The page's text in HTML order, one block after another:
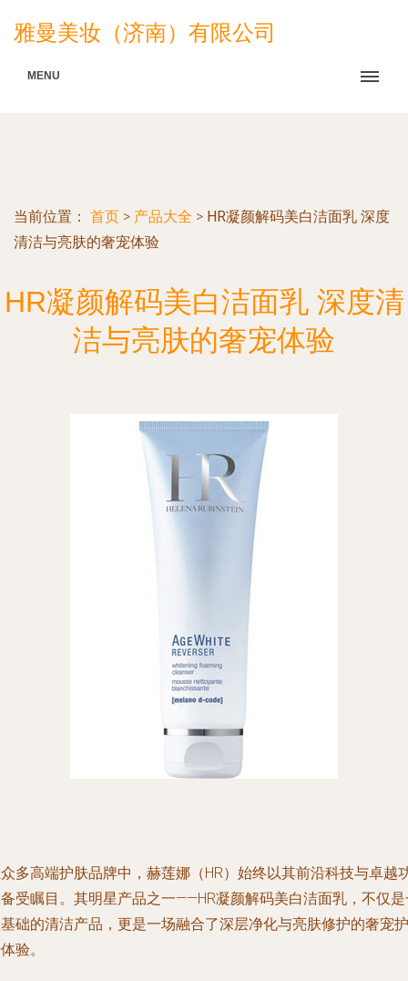
雅曼美妆（济南）有限公司
MENU
当前位置： 首页 > 产品大全 > HR凝颜解码美白洁面乳 深度
清洁与亮肤的奢宠体验
HR凝颜解码美白洁面乳 深度清
洁与亮肤的奢宠体验
多高端护肤品牌中，赫莲娜（HR）始终以其前沿科技与卓越
受瞩目。其明星产品之一——HR凝颜解码美白洁面乳，不仅
础的清洁产品，更是一场融合了深层净化与亮肤修护的奢宠护
验。